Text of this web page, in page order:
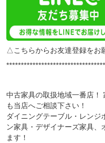
△こちらからお友達登録をお
中古家具の取扱地域一番店！
も当店へご相談下さい！
ダイニングテーブル・レンジ
ン家具・デザイナーズ家具、
ます！